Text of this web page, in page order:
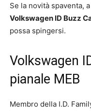
Se la novità spaventa,
Volkswagen ID Buzz
possa spingersi.
Volkswagen
pianale MEB
Membro della I.D.